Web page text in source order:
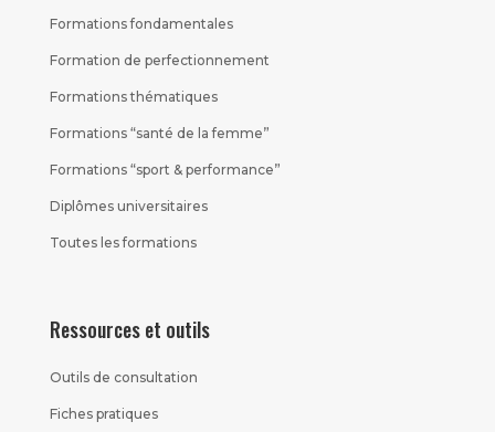
Formations fondamentales
Formation de perfectionnement
Formations thématiques
Formations “santé de la femme”
Formations “sport & performance”
Diplômes universitaires
Toutes les formations
Ressources et outils
Outils de consultation
Fiches pratiques